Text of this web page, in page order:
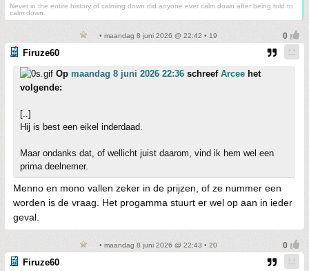
Never in the entire history of calming down did anyone ever calm down after being told to
calm down.
• maandag 8 juni 2026 @ 22:42 • 19
Firuze60
Op maandag 8 juni 2026 22:36 schreef Arcee het
volgende:
[..]
Hij is best een eikel inderdaad.
Maar ondanks dat, of wellicht juist daarom, vind ik hem wel een
prima deelnemer.
Menno en mono vallen zeker in de prijzen, of ze nummer een
worden is de vraag. Het progamma stuurt er wel op aan in ieder
geval.
• maandag 8 juni 2026 @ 22:43 • 20
Firuze60